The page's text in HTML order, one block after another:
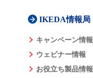
IKEDA情報局
キャンペーン情報
ウェビナー情報
お役立ち製品情報